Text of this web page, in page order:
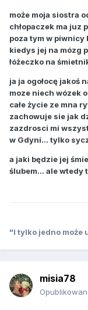
może moja siostra
chłopaczek ma juz
poza tym w piwnicy
kiedys jej na mózg
łóżeczko na
ja ja ogołocę jakoś
moze niech wózek
całe życie ze mna
zachowuje sie jak
zazdrosci mi
w Gdyni... tylko
a jaki będzie jej
ślubem... ale wtedy
"I tylko jedno może
misia78